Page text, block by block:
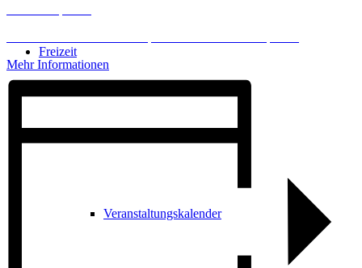
Freizeit
Veranstaltungskalender
Veranstaltungskalender
Mehr Informationen